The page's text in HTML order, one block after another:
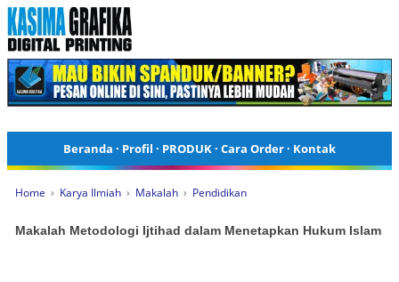
Beranda · Profil · PRODUK· Cara Order· Kontak
Home › Karya Ilmiah › Makalah › Pendidikan
Makalah Metodologi Ijtihad dalam Menetapkan Hukum Islam